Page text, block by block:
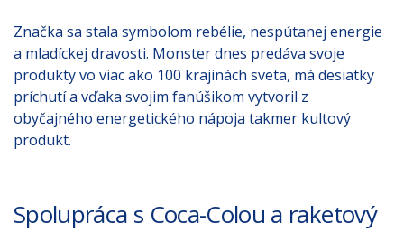
Značka sa stala symbolom rebélie, nespútanej energie
a mladíckej dravosti. Monster dnes predáva svoje
produkty vo viac ako 100 krajinách sveta, má desiatky
príchutí a vďaka svojim fanúšikom vytvoril z
obyčajného energetického nápoja takmer kultový
produkt.
Spolupráca s Coca-Colou a raketový